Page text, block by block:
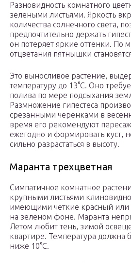
Разновидность комнатного
зелеными листьями. Яркость
количества солнечного света,
предпочтительно держать
он потеряет яркие оттенки. По
отцветания пятнышки
Это выносливое растение,
температуру до 13°C. Оно
полива по мере подсыхания
Размножение гипестеса
срезанными черенками в
время его рекомендуют
ежегодно и формировать куст,
сильно разрастаться в высоту.
Маранта трехцветная
Симпатичное комнатное
крупными листьями
имеющими четкие красный
на зеленом фоне. Маранта
Летом любит тень, зимой
квартире. Температура должна
ниже 10°C.